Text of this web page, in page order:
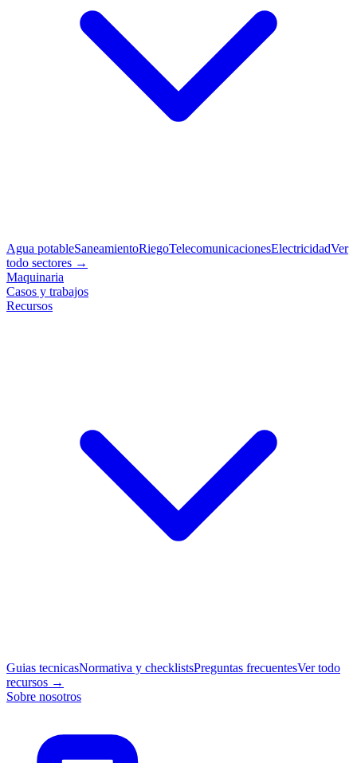
Agua potableSaneamientoRiegoTelecomunicacionesElectricidadVer
todo sectores →
Maquinaria
Casos y trabajos
Recursos
Guias tecnicasNormativa y checklistsPreguntas frecuentesVer todo
recursos →
Sobre nosotros